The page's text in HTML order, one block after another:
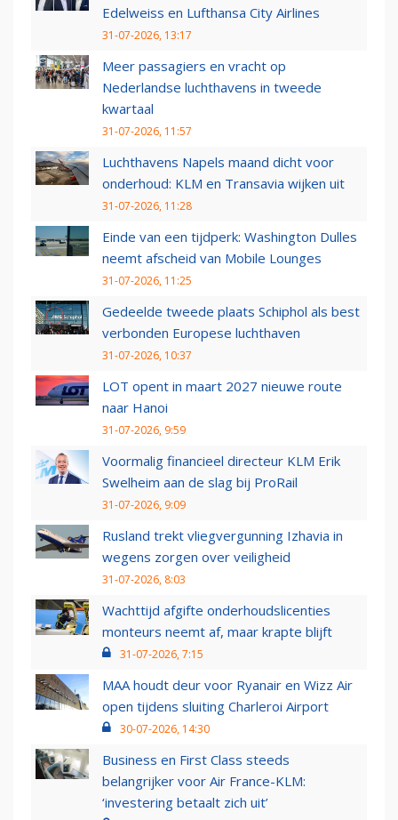
Edelweiss en Lufthansa City Airlines
31-07-2026, 13:17
Meer passagiers en vracht op
Nederlandse luchthavens in tweede
kwartaal
31-07-2026, 11:57
Luchthavens Napels maand dicht voor
onderhoud: KLM en Transavia wijken uit
31-07-2026, 11:28
Einde van een tijdperk: Washington Dulles
neemt afscheid van Mobile Lounges
31-07-2026, 11:25
Gedeelde tweede plaats Schiphol als best
verbonden Europese luchthaven
31-07-2026, 10:37
LOT opent in maart 2027 nieuwe route
naar Hanoi
31-07-2026, 9:59
Voormalig financieel directeur KLM Erik
Swelheim aan de slag bij ProRail
31-07-2026, 9:09
Rusland trekt vliegvergunning Izhavia in
wegens zorgen over veiligheid
31-07-2026, 8:03
Wachttijd afgifte onderhoudslicenties
monteurs neemt af, maar krapte blijft
31-07-2026, 7:15
MAA houdt deur voor Ryanair en Wizz Air
open tijdens sluiting Charleroi Airport
30-07-2026, 14:30
Business en First Class steeds
belangrijker voor Air France-KLM:
‘investering betaalt zich uit’